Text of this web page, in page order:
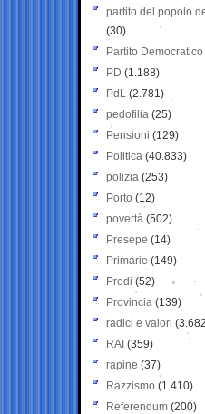
partito del popolo
(30)
Partito Democratico
PD (1.188)
PdL (2.781)
pedofilia (25)
Pensioni (129)
Politica (40.833)
polizia (253)
Porto (12)
povertà (502)
Presepe (14)
Primarie (149)
Prodi (52)
Provincia (139)
radici e valori
RAI (359)
rapine (37)
Razzismo (1.410)
Referendum (200)